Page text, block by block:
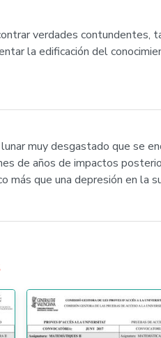
verdades contundentes,
la edificación del
muy desgastado que se
de años de impactos
más que una depresión en la